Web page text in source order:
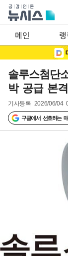
메인
솔루스첨단
박 공급 본
기사등록 2026/06/04
구글에서 선호하는